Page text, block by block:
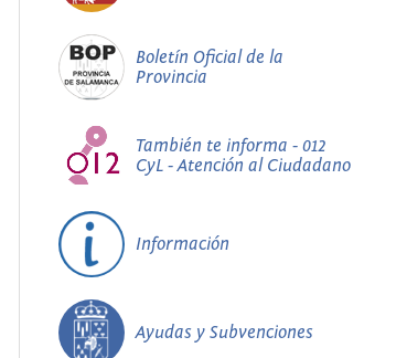
Boletín Oficial de la
Provincia
También te informa - 012
CyL - Atención al Ciudadano
Información
Ayudas y Subvenciones